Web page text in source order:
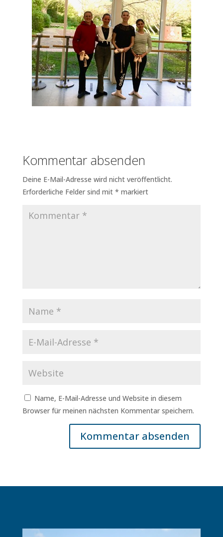
Kommentar absenden
Deine E-Mail-Adresse wird nicht veröffentlicht.
Erforderliche Felder sind mit * markiert
Name, E-Mail-Adresse und Website in diesem
Browser für meinen nächsten Kommentar speichern.